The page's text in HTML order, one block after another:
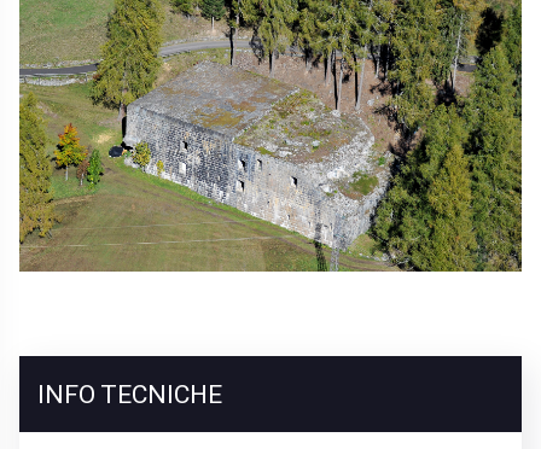
INFO TECNICHE